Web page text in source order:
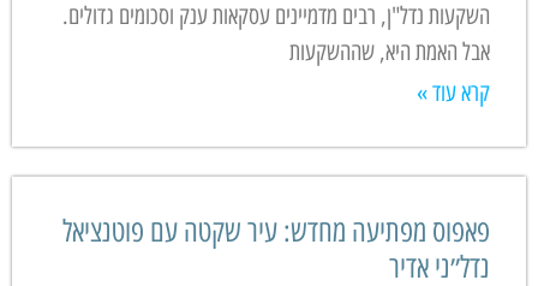
השקעות נדל"ן, רבים מדמיינים עסקאות ענק וסכומים גדולים.
אבל האמת היא, שההשקעות
קרא עוד »
פאפוס מפתיעה מחדש: עיר שקטה עם פוטנציאל
נדל״ני אדיר